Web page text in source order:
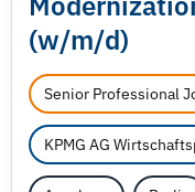
(w/m/d)
Senior Professional
KPMG AG